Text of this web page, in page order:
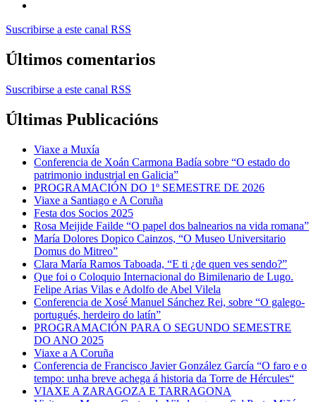
Suscribirse a este canal RSS
Últimos comentarios
Suscribirse a este canal RSS
Últimas Publicacións
Viaxe a Muxía
Conferencia de Xoán Carmona Badía sobre “O estado do
patrimonio industrial en Galicia”
PROGRAMACIÓN DO 1º SEMESTRE DE 2026
Viaxe a Santiago e A Coruña
Festa dos Socios 2025
Rosa Meijide Failde “O papel dos balnearios na vida romana”
María Dolores Dopico Cainzos, “O Museo Universitario
Domus do Mitreo”
Clara María Ramos Taboada, “E ti ¿de quen ves sendo?”
Que foi o Coloquio Internacional do Bimilenario de Lugo.
Felipe Arias Vilas e Adolfo de Abel Vilela
Conferencia de Xosé Manuel Sánchez Rei, sobre “O galego-
portugués, herdeiro do latín”
PROGRAMACIÓN PARA O SEGUNDO SEMESTRE
DO ANO 2025
Viaxe a A Coruña
Conferencia de Francisco Javier González García “O faro e o
tempo: unha breve achega á historia da Torre de Hércules“
VIAXE A ZARAGOZA E TARRAGONA